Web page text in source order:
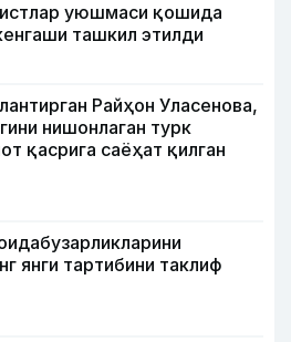
уюшмаси қошида
ташкил этилди
Райҳон Уласенова,
нишонлаган турк
қасрига саёҳат қилган
янги тартибини таклиф